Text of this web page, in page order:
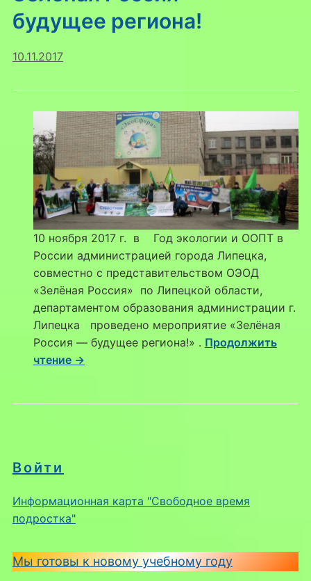
Войти
Информационная карта "Свободное время
подростка"
Мы готовы к новому учебному году
будущее региона!
10.11.2017
10 ноября 2017 г. в Год экологии и ООПТ в
России администрацией города Липецка,
совместно с представительством ОЭОД
«Зелёная Россия» по Липецкой области,
департаментом образования администрации г.
Липецка проведено мероприятие «Зелёная
Россия — будущее региона!» . Продолжить
чтение →